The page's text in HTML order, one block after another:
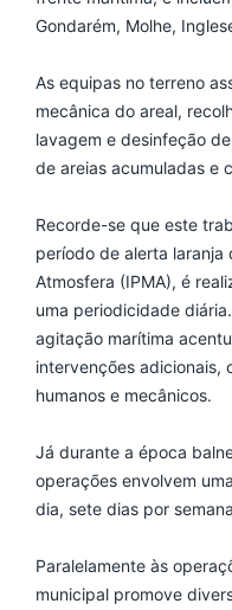
Gondarém, Molhe,
As equipas no terreno
mecânica do areal,
lavagem e desinfeção
de areias acumuladas e
Recorde-se que este
período de alerta
Atmosfera (IPMA), é
uma periodicidade
agitação marítima
intervenções adicionais,
humanos e mecânicos.
Já durante a época
operações envolvem
dia, sete dias por
Paralelamente às
municipal promove